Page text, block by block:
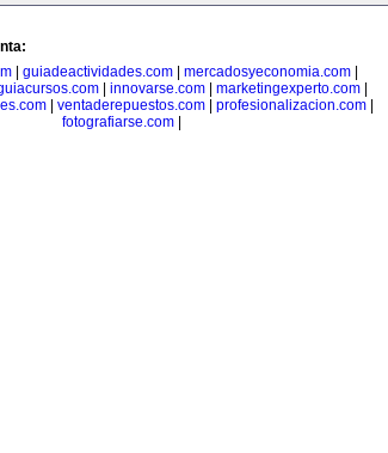
| guiadeactividades.com| mercadosyeconomia.com|
| innovarse.com| marketingexperto.com|
| ventaderepuestos.com| profesionalizacion.com|
fotografiarse.com